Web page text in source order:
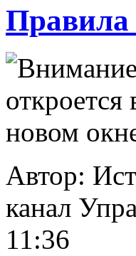
Правила
Автор:
канал
11:36